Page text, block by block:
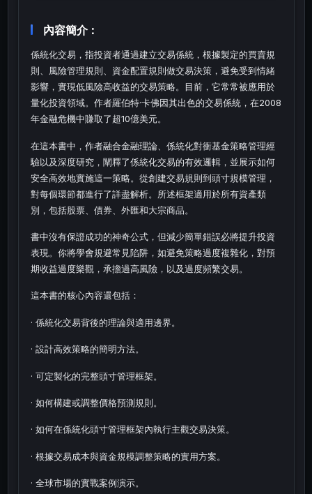
內容簡介：
係統化交易，指投資者通過建立交易係統，根據製定的買賣規
則、風險管理規則、資金配置規則做交易決策，避免受到情緒
影響，實現低風險高收益的交易策略。目前，它常常被應用於
量化投資領域。作者羅伯特·卡佛因其出色的交易係統，在2008
年金融危機中賺取了超10億美元。
在這本書中，作者融合金融理論、係統化對衝基金策略管理經
驗以及深度研究，闡釋了係統化交易的有效邏輯，並展示如何
安全高效地實施這一策略。從創建交易規則到頭寸規模管理，
對每個環節都進行了詳盡解析。所述框架適用於所有資產類
別，包括股票、債券、外匯和大宗商品。
書中沒有保證成功的神奇公式，但減少簡單錯誤必將提升投資
表現。你將學會規避常見陷阱，如避免策略過度複雜化，對預
期收益過度樂觀，承擔過高風險，以及過度頻繁交易。
這本書的核心內容還包括：
· 係統化交易背後的理論與適用邊界。
· 設計高效策略的簡明方法。
· 可定製化的完整頭寸管理框架。
· 如何構建或調整價格預測規則。
· 如何在係統化頭寸管理框架內執行主觀交易決策。
· 根據交易成本與資金規模調整策略的實用方案。
· 全球市場的實戰案例演示。